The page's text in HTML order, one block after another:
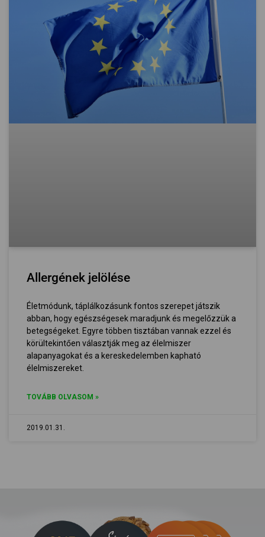
Allergének jelölése
Életmódunk, táplálkozásunk fontos szerepet játszik
abban, hogy egészségesek maradjunk és megelőzzük a
betegségeket. Egyre többen tisztában vannak ezzel és
körültekintően választják meg az élelmiszer
alapanyagokat és a kereskedelemben kapható
élelmiszereket.
TOVÁBB OLVASOM »
2019.01.31.